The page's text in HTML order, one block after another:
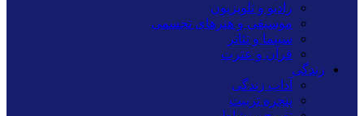
رادیو و تلویزیون
موسیقی و هنرهای تجسمی
سینما و تئاتر
قرآن و عترت
زندگی
آداب زندگی
پنجره تربیت